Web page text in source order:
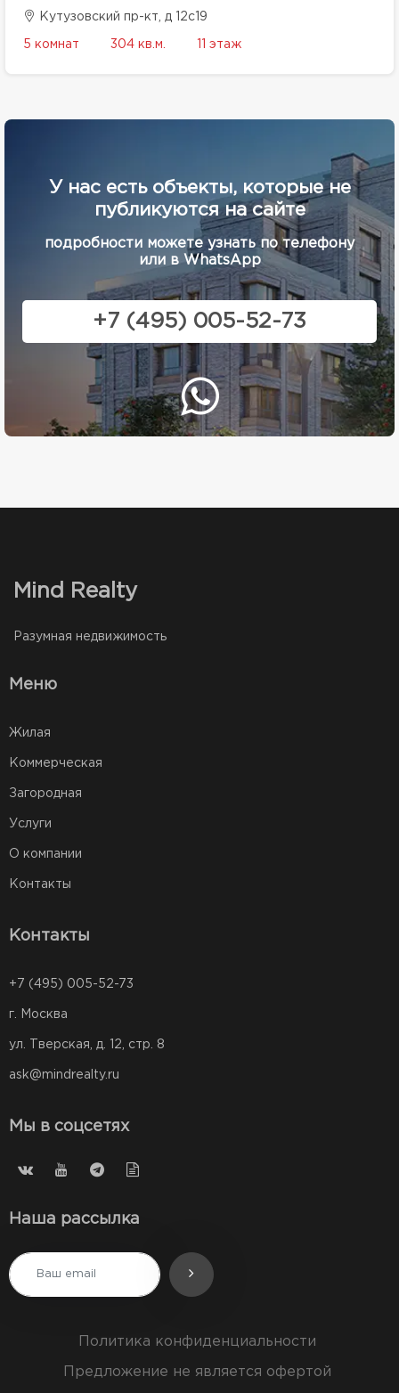
Кутузовский пр-кт, д 12с19
5 комнат 304 кв.м. 11 этаж
У нас есть объекты, которые не
публикуются на сайте
подробности можете узнать по телефону
или в WhatsApp
+7 (495) 005-52-73
Mind Realty
Разумная недвижимость
Меню
Жилая
Коммерческая
Загородная
Услуги
О компании
Контакты
Контакты
+7 (495) 005-52-73
г. Москва
ул. Тверская, д. 12, стр. 8
ask@mindrealty.ru
Мы в соцсетях
Наша рассылка
Политика конфиденциальности
Предложение не является офертой